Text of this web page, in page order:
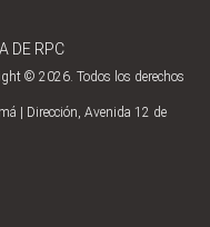
DE RPC
© 2026. Todos los derechos
| Dirección, Avenida 12 de